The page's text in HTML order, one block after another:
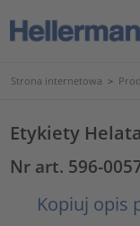
Strona internetowa >
Etykiety
Nr art. 596-
Kopiuj opis